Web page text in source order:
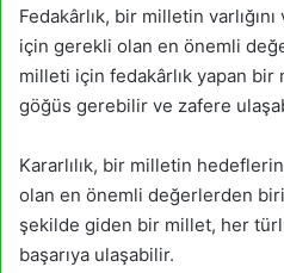
Fedakârlık, bir milletin varlığını
için gerekli olan en önemli
milleti için fedakârlık yapan
göğüs gerebilir ve zafere
Kararlılık, bir milletin
olan en önemli değerlerden
şekilde giden bir millet, her
başarıya ulaşabilir.